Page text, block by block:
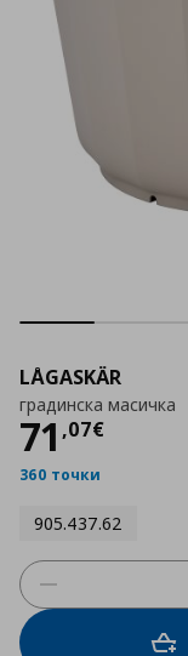
LÅGASKÄR
градинска масичка
71 ,07€
Цена
360 точки
905.437.62